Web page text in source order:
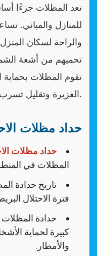
تعد المظلات جزءًا
للمنازل والمباني.
والراحة لسكان
تحميهم من أشعة
تقوم المظلات بحماية
الغزيرة وتقليل تسرب المياه إلى الداخل.
حداد مظلات
حداد مظلات
المظلات في
تاريخ حدادة
فترة الاحتلال
حدادة
كبيرة لحماية
والأمطار.